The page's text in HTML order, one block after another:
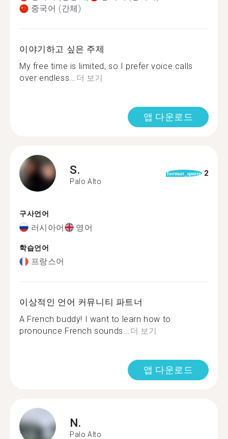
중국어 (간체)
이야기하고 싶은 주제
My free time is limited, so I prefer voice calls
over endless...더 보기
앱 다운로드
S.
Palo Alto
format_quote 2
구사언어
러시아어 영어
학습언어
프랑스어
이상적인 언어 커뮤니티 파트너
A French buddy! I want to learn how to
pronounce French sounds...더 보기
앱 다운로드
N.
Palo Alto